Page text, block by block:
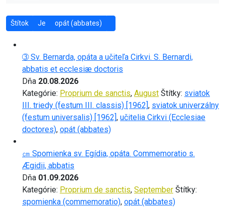
Štítok Je opát (abbates)
➂ Sv. Bernarda, opáta a učiteľa Cirkvi. S. Bernardi,
abbatis et ecclesiæ doctoris
Dňa 20.08.2026
Kategórie: Proprium de sanctis, August Štítky: sviatok
III. triedy (festum III. classis) [1962], sviatok univerzálny
(festum universalis) [1962], učitelia Cirkvi (Ecclesiae
doctores), opát (abbates)
㎝ Spomienka sv. Egídia, opáta. Commemoratio s.
Ægidii, abbatis
Dňa 01.09.2026
Kategórie: Proprium de sanctis, September Štítky:
spomienka (commemoratio), opát (abbates)